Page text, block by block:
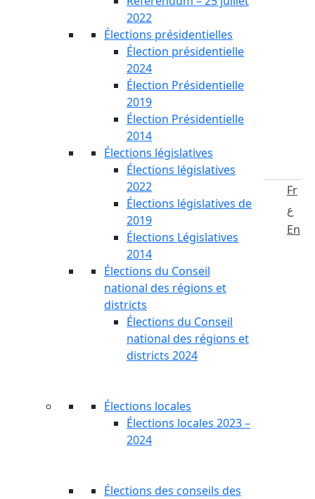
2022
Élections présidentielles
Élection présidentielle
2024
Élection Présidentielle
2019
Élection Présidentielle
2014
Élections législatives
Élections législatives
2022
Élections législatives de
2019
Élections Législatives
2014
Élections du Conseil
national des régions et
districts
Élections du Conseil
national des régions et
districts 2024
Élections locales
Élections locales 2023 –
2024
Élections des conseils des
Fr
ع
En